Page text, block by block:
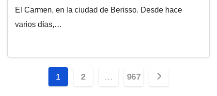
El Carmen, en la ciudad de Berisso. Desde hace
varios días,…
Paginación
1 2 … 967